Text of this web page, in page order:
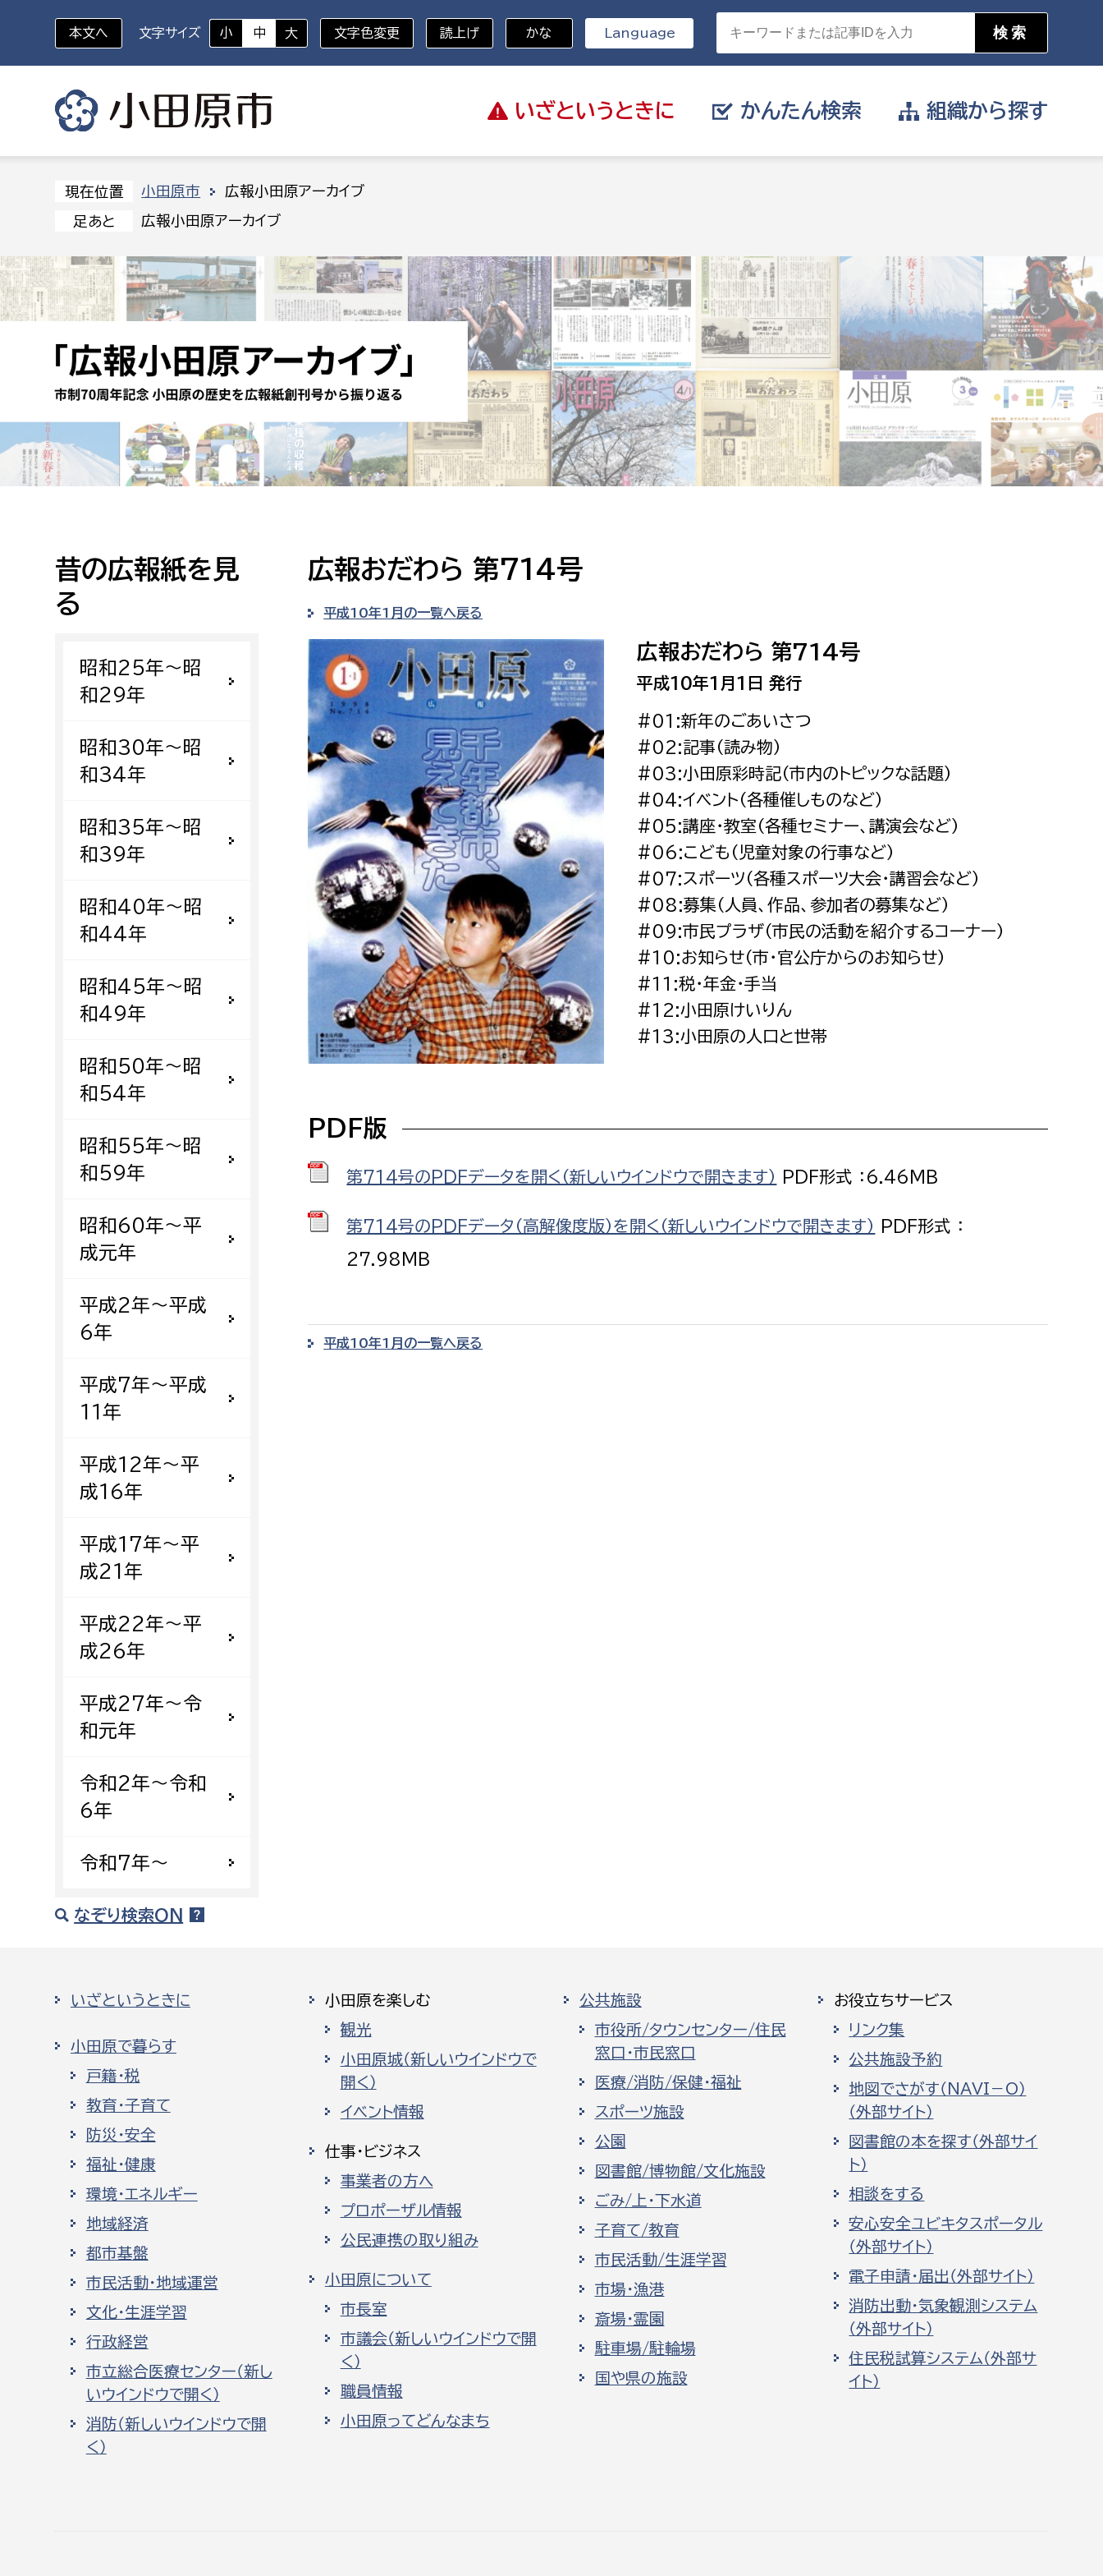
いざと いうときに
いざというときに
休日救急外来 防災・ハザードマップ 避難場所 消防
かんたん検索
対象者を選択
幼稚園児・保育園児
高校生・大学生など
障がい者
事業者
求職者
外国人
ペット
税
教育・子育て
防災・安全
福祉・健康
環境・エネルギー
都市基盤
市民活動・地域づくり
行政経営
観光
消防
病院
市議会
届け出や申請をしたい
証明書がほしい
相談をしたい
支払いをしたい
働きたい
まちづくりに関わりたい
組織から探す
組織から探す
部に属さない室
秘書室
広報広聴室
企画政策課
財政課
デジタル推進課
総務課
職員課
財産管理課
契約検査課
市税総務課
市民税課
資産税課
事業課
市民部
地域安全課
人権・男女共同参画課
戸籍住民課
防災部 文化部
生涯学習課
文化財課
スポーツ課
小田原城総合管理事務所
環境部
福祉健康部
福祉政策課
生活援護課
障がい福祉課
保険課
健康づくり課
子ども若者部
子ども政策課
子ども若者支援課
保育課
経済部
産業政策課
観光課
農政課
水産海浜課
都市計画課
地域交通課
建築指導課
開発審査課
建設部
建設政策課
国県事業推進課
道水路整備課
みどり公園課
会計管理者
出納室
市立総合医療センター
患者サポートセンター
病院管理局：経営管理課
病院管理局：施設用度課
病院管理局：医事課
消防
警防第2課
上下水道局
経営総務課
水道整備課
下水道整備課
浄水管理課
教育部
教育総務課
選挙管理委員会事務局 監査事務局
農業委員会事務局
農業委員会事務局
本文へ 文字サイズ 小 中 大 文字色変更 読上げ かな Language
現在位置 小田原市 広報小田原アーカイブ
足あと 広報小田原アーカイブ
昔の広報紙を見
る
昭和25年〜昭
和29年
昭和30年〜昭
和34年
昭和35年〜昭
和39年
昭和40年〜昭
和44年
昭和45年〜昭
和49年
昭和50年〜昭
和54年
昭和55年〜昭
和59年
昭和60年〜平
成元年
平成2年〜平成
6年
平成7年〜平成
11年
平成12年〜平
成16年
平成17年〜平
成21年
平成22年〜平
成26年
平成27年〜令
和元年
令和2年〜令和
6年
令和7年〜
広報おだわら 第714号
平成10年1月の一覧へ戻る
広報おだわら 第714号
平成10年1月1日 発行
#01:新年のごあいさつ
#02:記事（読み物）
#03:小田原彩時記（市内のトピックな話題）
#04:イベント（各種催しものなど）
#05:講座・教室（各種セミナー、講演会など）
#06:こども（児童対象の行事など）
#07:スポーツ（各種スポーツ大会・講習会など）
#08:募集（人員、作品、参加者の募集など）
#09:市民プラザ（市民の活動を紹介するコーナー）
#10:お知らせ（市・官公庁からのお知らせ）
#11:税・年金・手当
#12:小田原けいりん
#13:小田原の人口と世帯
PDF版
第714号のPDFデータを開く（新しいウインドウで開きます） PDF形式 ：6.46MB
第714号のPDFデータ（高解像度版）を開く（新しいウインドウで開きます）
PDF形式 ：
27.98MB
平成10年1月の一覧へ戻る
なぞり検索ON
いざというときに
小田原で暮らす
戸籍・税
教育・子育て
防災・安全
福祉・健康
環境・エネルギー
地域経済
都市基盤
市民活動・地域運営
文化・生涯学習
行政経営
市立総合医療センター（新し
いウインドウで開く）
消防（新しいウインドウで開
く）
小田原を楽しむ
観光
小田原城（新しいウインドウで
開く）
イベント情報
仕事・ビジネス
事業者の方へ
プロポーザル情報
公民連携の取り組み
小田原について
市長室
市議会（新しいウインドウで開
く）
職員情報
小田原ってどんなまち
公共施設
市役所/タウンセンター/住民
窓口・市民窓口
医療/消防/保健・福祉
スポーツ施設
公園
図書館/博物館/文化施設
ごみ/上・下水道
子育て/教育
市民活動/生涯学習
市場・漁港
斎場・霊園
駐車場/駐輪場
国や県の施設
お役立ちサービス
リンク集
公共施設予約
地図でさがす（NAVI－O）
（外部サイト）
図書館の本を探す（外部サイ
ト）
相談をする
安心安全ユビキタスポータル
（外部サイト）
電子申請・届出（外部サイト）
消防出動・気象観測システム
（外部サイト）
住民税試算システム（外部サ
イト）